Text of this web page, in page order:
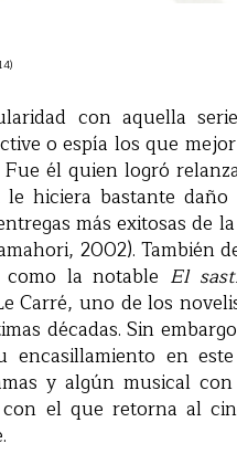
con aquella
o espía los que
él quien logró
hiciera bastante
más exitosas de
2002). También
la notable El
Carré, uno de los
décadas. Sin
en
y algún musical
el que retorna al